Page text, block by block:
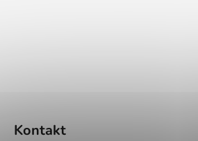
Kontakt